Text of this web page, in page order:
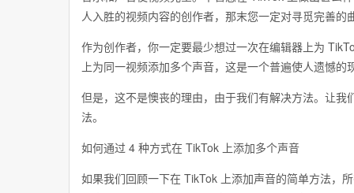
人入胜的视频内容的创作者，那末您一定对寻觅完善
作为创作者，你一定要最少想过一次在编辑器上为
上为同一视频添加多个声音，这是一个普遍使人遗憾
但是，这不是懊丧的理由，由于我们有解决方法。让
法。
如何通过 4 种方式在 TikTok 上添加多个声音
如果我们回顾一下在 TikTok 上添加声音的简单方法